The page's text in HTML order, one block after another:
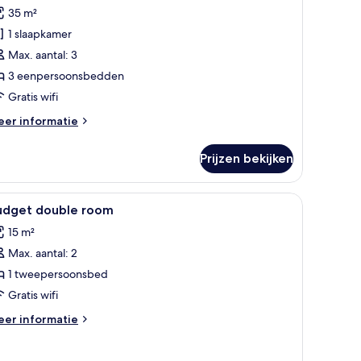
35 m²
1 slaapkamer
Max. aantal: 3
3 eenpersoonsbedden
Gratis wifi
informatie
Prijzen bekijken
lambrisering, een tafel met lamp, een stoel en een raam met gordijnen.
Hotelkamer met een bed, bureau, stoel,
2 double room
15 m²
Max. aantal: 2
1 tweepersoonsbed
Gratis wifi
informatie